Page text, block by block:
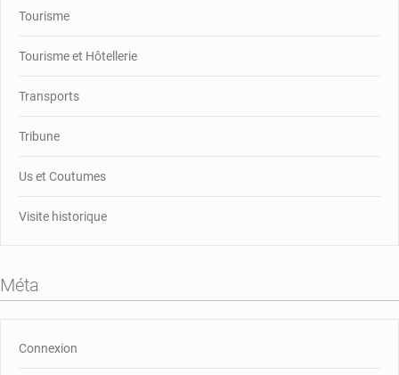
Tourisme
Tourisme et Hôtellerie
Transports
Tribune
Us et Coutumes
Visite historique
Méta
Connexion